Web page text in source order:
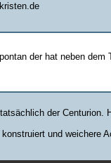
der hat neben
der
und weichere